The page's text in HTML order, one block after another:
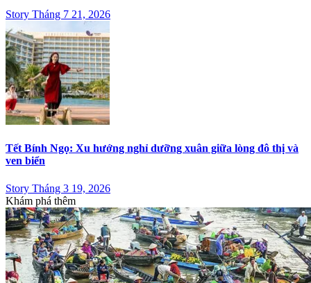
Story Tháng 7 21, 2026
Tết Bính Ngọ: Xu hướng nghỉ dưỡng xuân giữa lòng đô thị và
ven biển
Story Tháng 3 19, 2026
Khám phá thêm